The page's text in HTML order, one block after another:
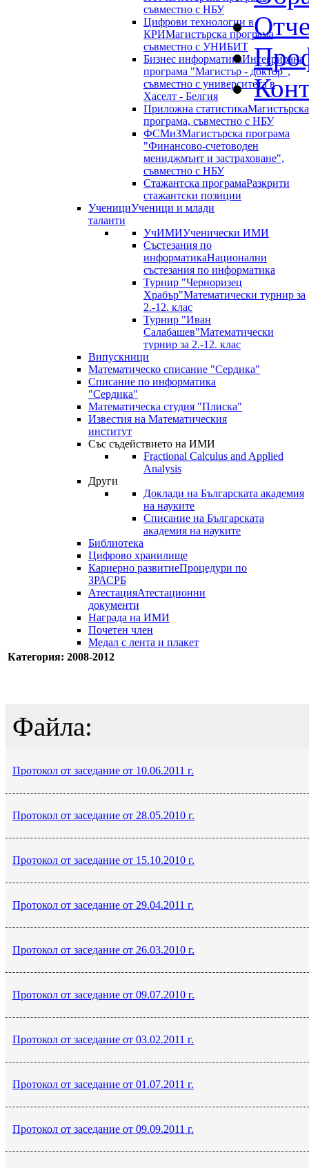
съвместно с НБУ
Цифрови технологии в
КРИМагистърска програма,
съвместно с УНИБИТ
Бизнес информатикаИнтегрирана
програма "Магистър - доктор",
съвместно с университета в
Хаселт - Белгия
Приложна статистикаМагистърска
програма, съвместно с НБУ
ФСМиЗМагистърска програма
"Финансово-счетоводен
мениджмънт и застраховане",
съвместно с НБУ
Стажантска програмаРазкрити
стажантски позиции
УченициУченици и млади
таланти
УчИМИУченически ИМИ
Състезания по
информатикаНационални
състезания по информатика
Турнир "Черноризец
Храбър"Математически турнир за
2.-12. клас
Турнир "Иван
Салабашев"Математически
турнир за 2.-12. клас
Випускници
Математическо списание "Сердика"
Списание по информатика
"Сердика"
Математическа студия "Плиска"
Известия на Математическия
институт
Със съдействието на ИМИ
Fractional Calculus and Applied
Analysis
Други
Доклади на Българската академия
на науките
Списание на Българската
академия на науките
Библиотека
Цифрово хранилище
Кариерно развитиеПроцедури по
ЗРАСРБ
АтестацияАтестационни
документи
Награда на ИМИ
Почетен член
Медал с лента и плакет
Категория: 2008-2012
Файла:
Протокол от заседание от 10.06.2011 г.
Протокол от заседание от 28.05.2010 г.
Протокол от заседание от 15.10.2010 г.
Протокол от заседание от 29.04.2011 г.
Протокол от заседание от 26.03.2010 г.
Протокол от заседание от 09.07.2010 г.
Протокол от заседание от 03.02.2011 г.
Протокол от заседание от 01.07.2011 г.
Протокол от заседание от 09.09.2011 г.